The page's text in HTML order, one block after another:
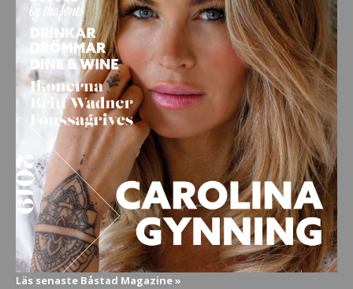
Läs senaste Båstad Magazine »